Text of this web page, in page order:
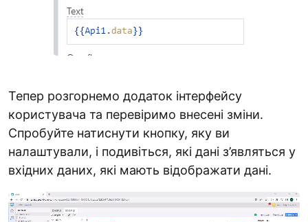
Тепер розгорнемо додаток інтерфейсу
користувача та перевіримо внесені зміни.
Спробуйте натиснути кнопку, яку ви
налаштували, і подивіться, які дані з’являться у
вхідних даних, які мають відображати дані.